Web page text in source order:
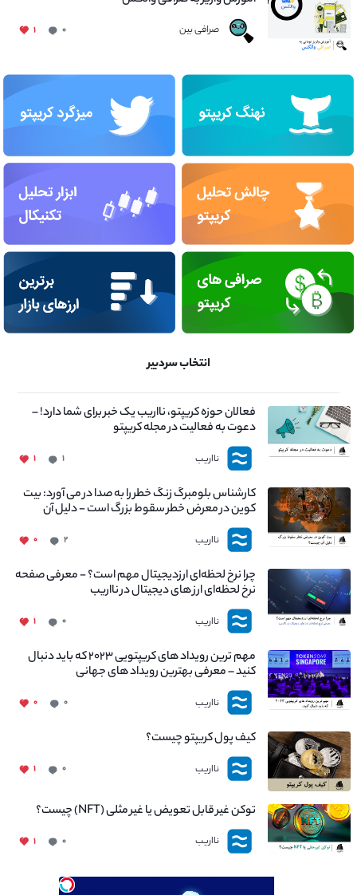
صرافی بین ۰ ۱
انتخاب سردبیر
فعالان حوزه کریپتو، نااریب یک خبر برای شما دارد! –
دعوت به فعالیت در مجله کریپتو
نااریب ۱ ۱
کارشناس بلومبرگ زنگ خطر را به صدا در می آورد: بیت
کوین در معرض خطر سقوط بزرگ است - دلیل آن
چیست؟
نااریب ۲ ۰
چرا نرخ لحظه‌ای ارزدیجیتال مهم است؟ - معرفی صفحه
نرخ لحظه‌ای ارز های دیجیتال در نااریب
نااریب ۰ ۱
مهم ترین رویداد های کریپتویی ۲۰۲۳ که باید دنبال
کنید – معرفی بهترین رویداد های جهانی
نااریب ۰ ۰
کیف پول کریپتو چیست؟
نااریب ۰ ۱
توکن غیر قابل تعویض یا غیر مثلی (NFT) چیست؟
نااریب ۰ ۱